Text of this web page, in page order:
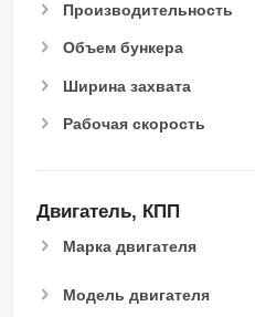
Производительность
Объем бункера
Ширина захвата
Рабочая скорость
Двигатель, КПП
Марка двигателя
Модель двигателя